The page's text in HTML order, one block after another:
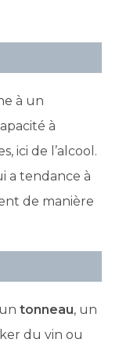
à un
à
ici de l’alcool.
a tendance à
de manière
tonneau, un
du vin ou